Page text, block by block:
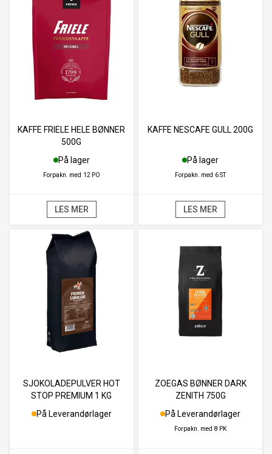
KAFFE FRIELE HELE BØNNER
500G
På lager
Forpakn. med 12 PO
LES MER
KAFFE NESCAFE GULL 200G
På lager
Forpakn. med 6 ST
LES MER
SJOKOLADEPULVER HOT
STOP PREMIUM 1 KG
På Leverandørlager
ZOEGAS BØNNER DARK
ZENITH 750G
På Leverandørlager
Forpakn. med 8 PK